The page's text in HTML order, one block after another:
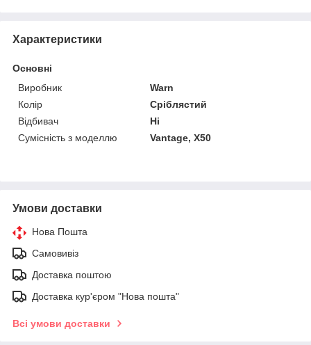
Характеристики
Основні
Виробник
Warn
Колір
Сріблястий
Відбивач
Ні
Сумісність з моделлю
Vantage, X50
Умови доставки
Нова Пошта
Самовивіз
Доставка поштою
Доставка кур'єром "Нова пошта"
Всі умови доставки